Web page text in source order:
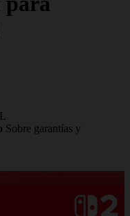
Sobre garantías y